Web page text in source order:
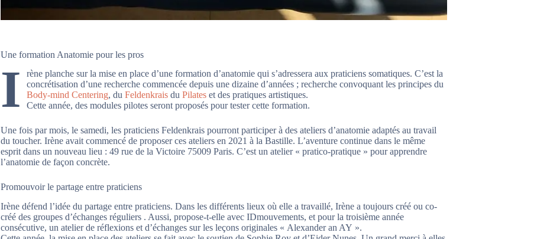
Une formation Anatomie pour les pros
I
rène planche sur la mise en place d’une formation d’anatomie qui s’adressera aux praticiens somatiques. C’est la
concrétisation d’une recherche commencée depuis une dizaine d’années ; recherche convoquant les principes du
Body-mind Centering, du Feldenkraisdu Pilateset des pratiques artistiques.
Cette année, des modules pilotes seront proposés pour tester cette formation.
Une fois par mois, le samedi, les praticiens Feldenkrais pourront participer à des ateliers d’anatomie adaptés au travail
du toucher. Irène avait commencé de proposer ces ateliers en 2021 à la Bastille. L’aventure continue dans le même
esprit dans un nouveau lieu : 49 rue de la Victoire 75009 Paris. C’est un atelier « pratico-pratique » pour apprendre
l’anatomie de façon concrète.
Promouvoir le partage entre praticiens
Irène défend l’idée du partage entre praticiens. Dans les différents lieux où elle a travaillé, Irène a toujours créé ou co-
créé des groupes d’échanges réguliers . Aussi, propose-t-elle avec IDmouvements, et pour la troisième année
consécutive, un atelier de réflexions et d’échanges sur les leçons originales « Alexander an AY ».